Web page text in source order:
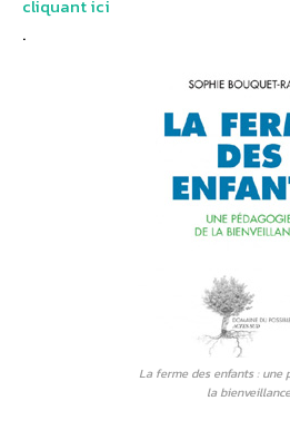
cliquant ici
.
La ferme des enfants : une
la bienveillance